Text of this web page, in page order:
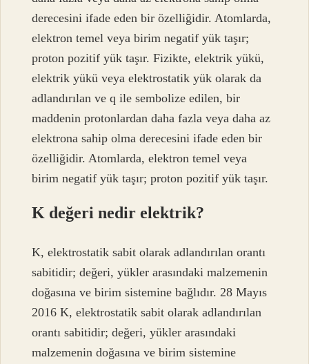
derecesini ifade eden bir özelliğidir. Atomlarda,
elektron temel veya birim negatif yük taşır;
proton pozitif yük taşır. Fizikte, elektrik yükü,
elektrik yükü veya elektrostatik yük olarak da
adlandırılan ve q ile sembolize edilen, bir
maddenin protonlardan daha fazla veya daha az
elektrona sahip olma derecesini ifade eden bir
özelliğidir. Atomlarda, elektron temel veya
birim negatif yük taşır; proton pozitif yük taşır.
K değeri nedir elektrik?
K, elektrostatik sabit olarak adlandırılan orantı
sabitidir; değeri, yükler arasındaki malzemenin
doğasına ve birim sistemine bağlıdır. 28 Mayıs
2016 K, elektrostatik sabit olarak adlandırılan
orantı sabitidir; değeri, yükler arasındaki
malzemenin doğasına ve birim sistemine